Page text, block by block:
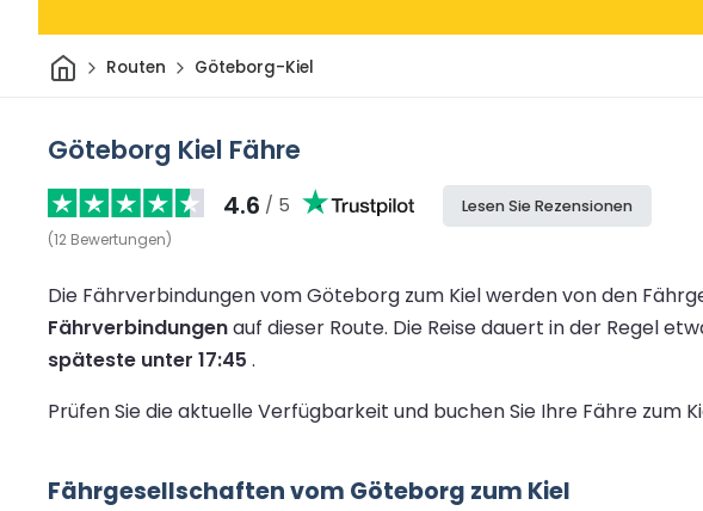
HeimRouten Göteborg-Kiel
Göteborg Kiel Fähre
4.6 / 5
(12 Bewertungen)
Lesen Sie Rezensionen
Die Fährverbindungen vom Göteborg zum Kiel werden von den
Fährverbindungenauf dieser Route. Die Reise dauert in der Regel
späteste unter 17:45 .
Prüfen Sie die aktuelle Verfügbarkeit und buchen Sie Ihre Fähre zum
Fährgesellschaften vom Göteborg zum Kiel